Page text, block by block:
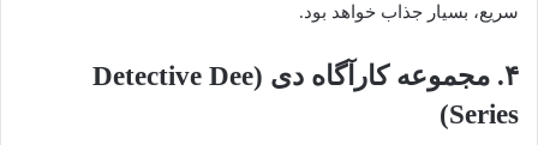
سریع، بسیار جذاب خواهد بود.
۴. مجموعه کارآگاه دی (Detective Dee
Series)